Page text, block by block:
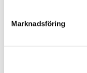
Marknadsföring